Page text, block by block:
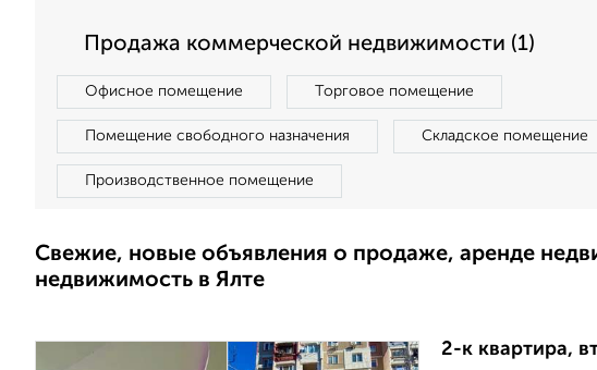
Продажа коммерческой недвижимости (1)
Офисное помещение Торговое помещение
Помещение свободного назначения Складское помещение
Производственное помещение
Свежие, новые объявления о продаже, аренде
недвижимость в Ялте
2-к квартира,